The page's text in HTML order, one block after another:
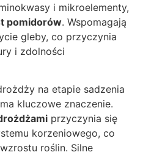
i mikroelementy,
pomidorów. Wspomagają
gleby, co przyczynia
i zdolności
na etapie sadzenia
kluczowe znaczenie.
przyczynia się
korzeniowego, co
roślin. Silne